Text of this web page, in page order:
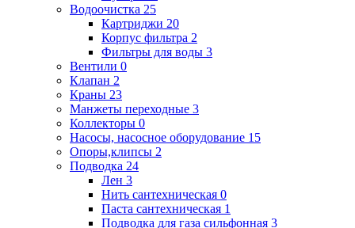
Водоочистка 25
Картриджи 20
Корпус фильтра 2
Фильтры для воды 3
Вентили 0
Клапан 2
Краны 23
Манжеты переходные 3
Коллекторы 0
Насосы, насосное оборудование 15
Опоры,клипсы 2
Подводка 24
Лен 3
Нить сантехническая 0
Паста сантехническая 1
Подводка для газа сильфонная 3